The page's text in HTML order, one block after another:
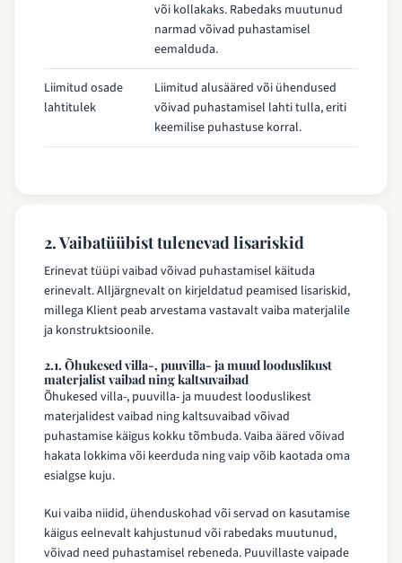
või kollakaks. Rabedaks muutunud
narmad võivad puhastamisel
eemalduda.
Liimitud osade
lahtitulek
Liimitud alusääred või ühendused
võivad puhastamisel lahti tulla, eriti
keemilise puhastuse korral.
2. Vaibatüübist tulenevad lisariskid
Erinevat tüüpi vaibad võivad puhastamisel käituda
erinevalt. Alljärgnevalt on kirjeldatud peamised lisariskid,
millega Klient peab arvestama vastavalt vaiba materjalile
ja konstruktsioonile.
2.1. Õhukesed villa-, puuvilla- ja muud looduslikust
materjalist vaibad ning kaltsuvaibad
Õhukesed villa-, puuvilla- ja muudest looduslikest
materjalidest vaibad ning kaltsuvaibad võivad
puhastamise käigus kokku tõmbuda. Vaiba ääred võivad
hakata lokkima või keerduda ning vaip võib kaotada oma
esialgse kuju.
Kui vaiba niidid, ühenduskohad või servad on kasutamise
käigus eelnevalt kahjustunud või rabedaks muutunud,
võivad need puhastamisel rebeneda. Puuvillaste vaipade